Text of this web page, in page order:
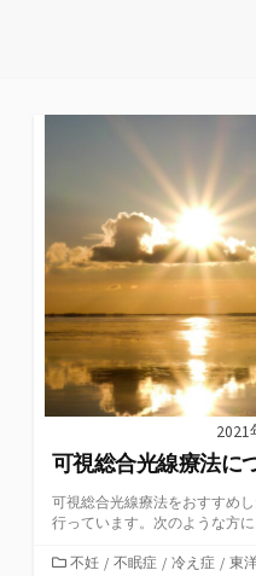
2021
可視総合光線療法に
可視総合光線療法をおすすめ
行っています。次のような方
カ不妊 / 不眠症 / 冷え症 / 東